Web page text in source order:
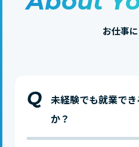
お仕事
Q
未経験でも就業で
か？